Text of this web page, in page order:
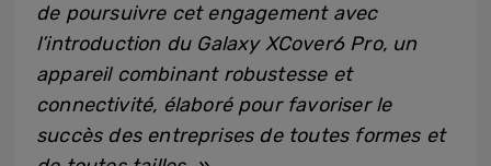
de poursuivre cet engagement avec
l’introduction du Galaxy XCover6 Pro, un
appareil combinant robustesse et
connectivité, élaboré pour favoriser le
succès des entreprises de toutes formes et